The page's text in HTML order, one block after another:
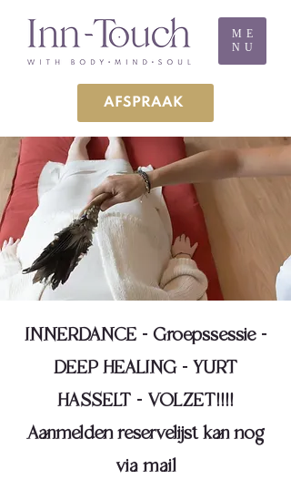
ME
NU
AFSPRAAK
INNERDANCE - Groepssessie -
DEEP HEALING - YURT
HASSELT - VOLZET!!!!
Aanmelden reservelijst kan nog
via mail